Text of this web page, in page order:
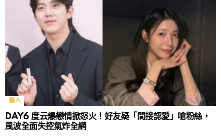
藝人
DAY6 度云爆戀情掀怒火！好友疑「間接認愛」嗆粉絲，
風波全面失控氣炸全網